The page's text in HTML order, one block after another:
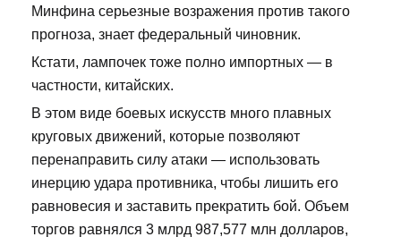
Минфина серьезные возражения против такого
прогноза, знает федеральный чиновник.
Кстати, лампочек тоже полно импортных — в
частности, китайских.
В этом виде боевых искусств много плавных
круговых движений, которые позволяют
перенаправить силу атаки — использовать
инерцию удара противника, чтобы лишить его
равновесия и заставить прекратить бой. Объем
торгов равнялся 3 млрд 987,577 млн долларов,